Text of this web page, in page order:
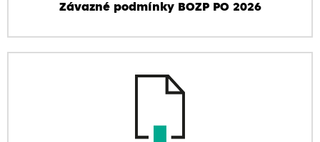
Závazné podmínky BOZP PO 2026